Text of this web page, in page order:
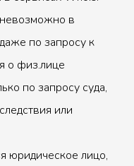
в
по запросу к
о физ.лице
по запросу суда,
или
юридическое лицо,